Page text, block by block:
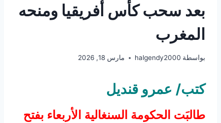
بعد سحب كأس أفريقيا ومنحه
المغرب
بواسطة halgendy2000 مارس 18, 2026
كتب/ عمرو قنديل
طالبَت الحكومة السنغالية الأربعاء بفتح